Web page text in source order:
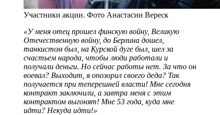
Участники акции. Фото Анастасии Вереск
«У меня отец прошел финскую войну, Великую
Отечественную войну, до Берлина дошел,
танкистом был, на Курской дуге был, шел за
счастьем народа, чтобы люди работали и
получали деньги. Но сейчас работы нет. За что он
воевал? Выходит, я опозорил своего деда? Так
получается при теперешней власти! Мне сегодня
контракт заключили, а завтра меня с этим
контрактом выгонят! Мне 53 года, куда мне
идти? Некуда идти!»